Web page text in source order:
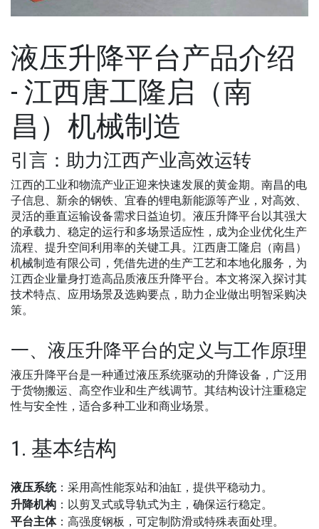
液压升降平台产品介绍
- 江西唐工隆启（南
昌）机械制造
引言：助力江西产业高效运转
江西的工业和物流产业正迎来快速发展的黄金期。南昌的电
子信息、新余的钢铁、宜春的锂电新能源等产业，对高效、
灵活的垂直运输设备需求日益迫切。液压升降平台以其强大
的承载力、稳定的运行和多场景适应性，成为企业优化生产
流程、提升空间利用率的关键工具。江西唐工隆启（南昌）
机械制造有限公司，凭借先进的生产工艺和本地化服务，为
江西企业量身打造高品质液压升降平台。本文将深入探讨其
技术特点、应用场景及选购要点，助力企业做出明智采购决
策。
一、液压升降平台的定义与工作原理
液压升降平台是一种通过液压系统驱动的升降设备，广泛用
于货物搬运、高空作业和生产线调节。其结构设计注重稳定
性与安全性，适合多种工业和商业场景。
1. 基本结构
液压系统：采用高性能泵站和油缸，提供平稳动力。
升降机构 ：以剪叉式或导轨式为主，确保运行稳定。
平台主体：高强度钢板，可定制防滑或特殊表面处理。